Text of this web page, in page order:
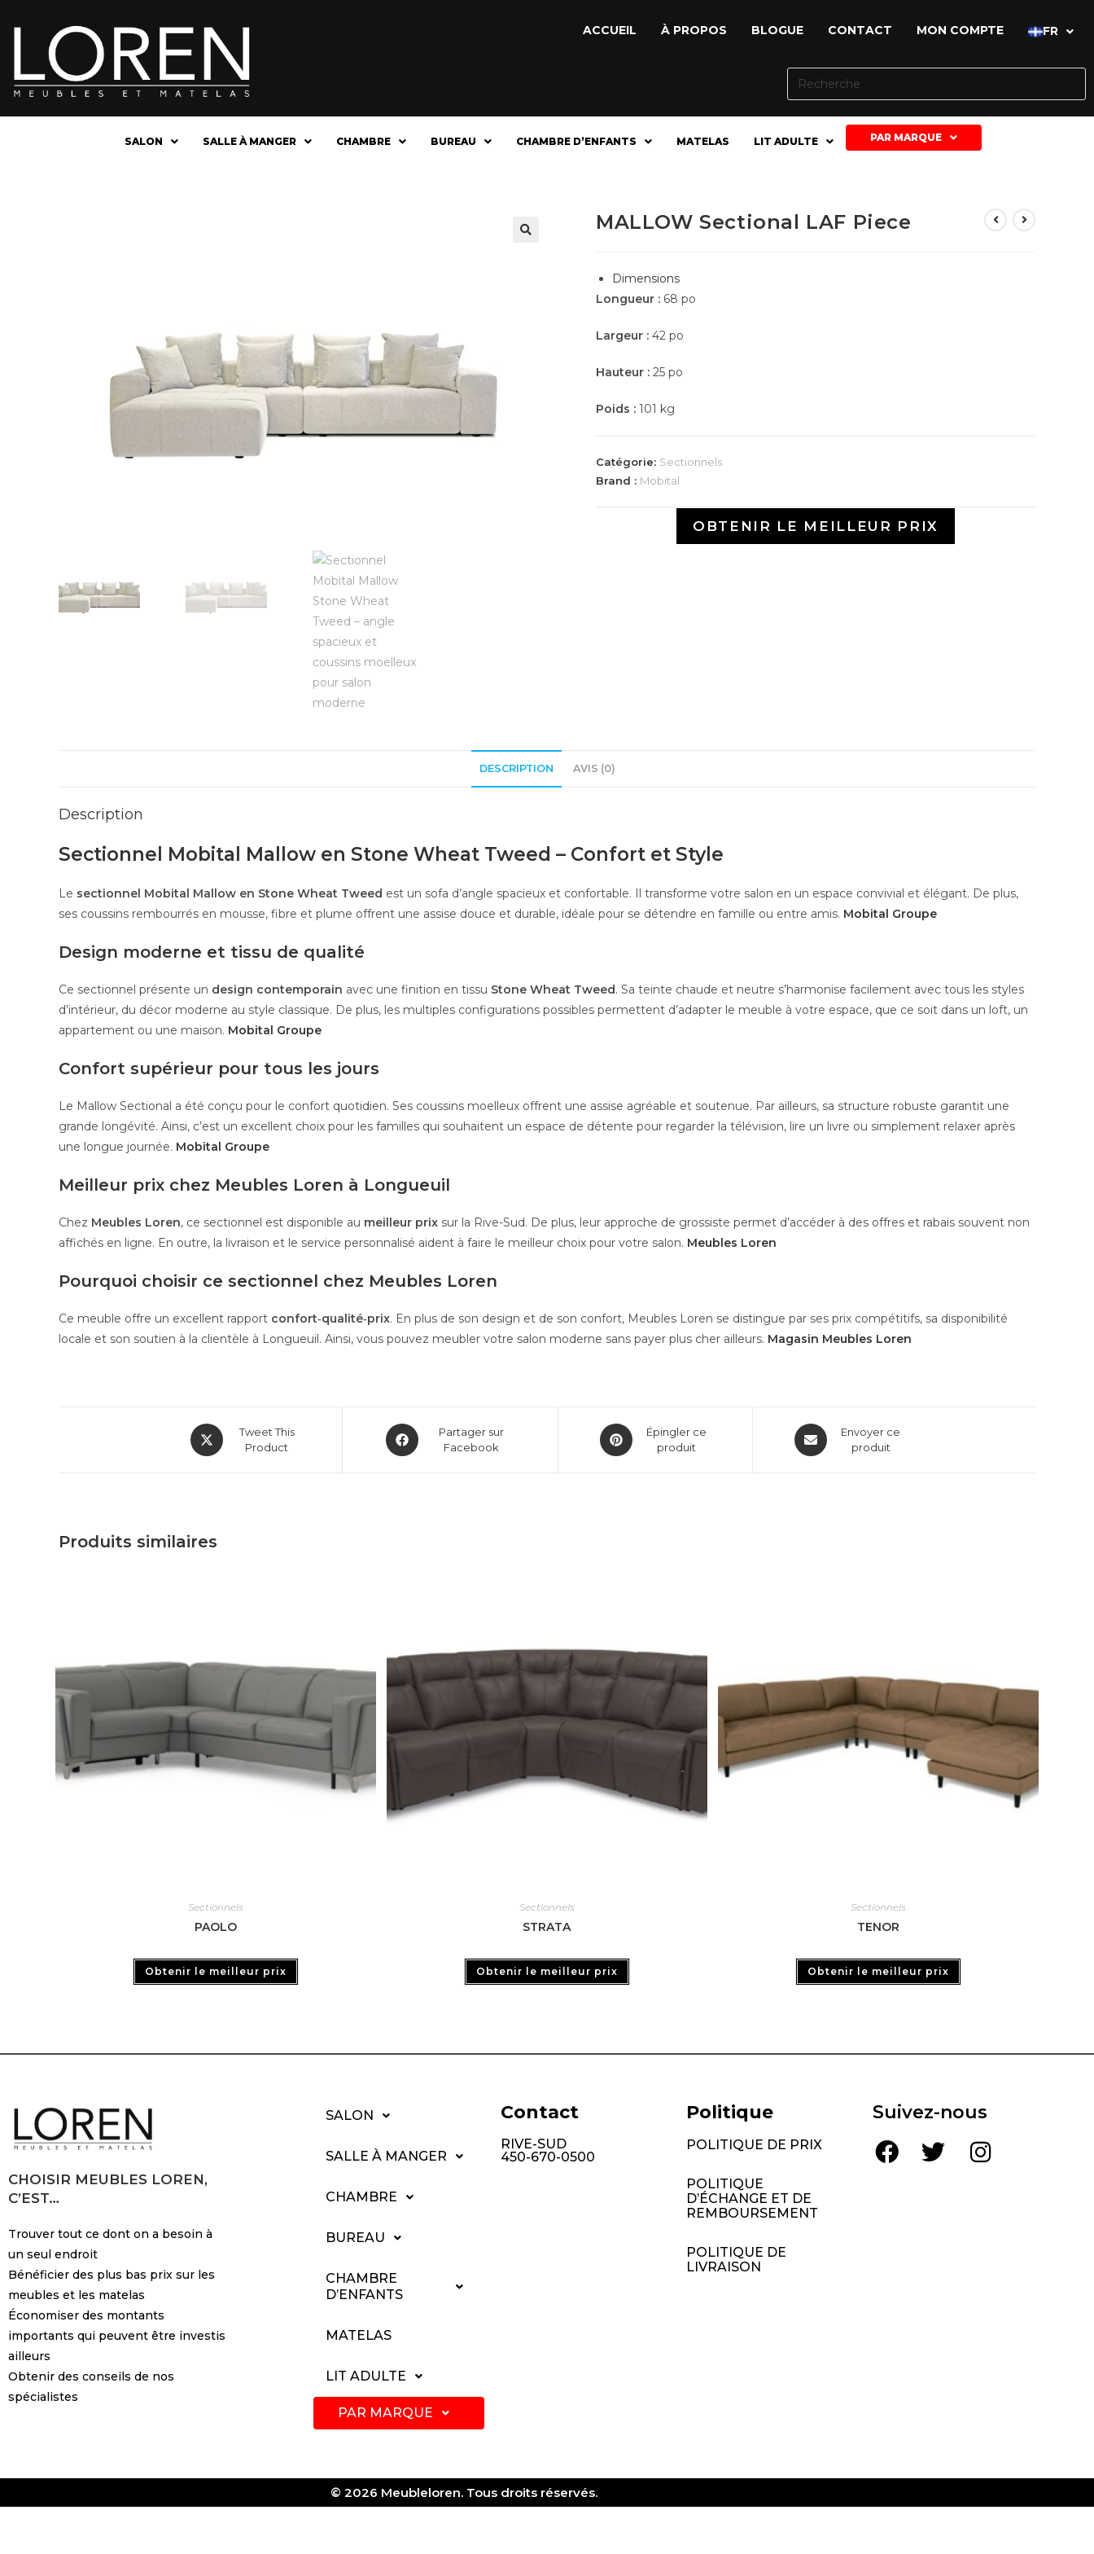
ACCUEIL À PROPOS BLOGUE CONTACT MON COMPTE FR
SALON SALLE À MANGER CHAMBRE BUREAU CHAMBRE D’ENFANTS MATELAS LIT ADULTE PAR MARQUE
MALLOW Sectional LAF Piece
Dimensions
Longueur : 68 po
Largeur : 42 po
Hauteur : 25 po
Poids : 101 kg
Catégorie: Sectionnels
Brand : Mobital
OBTENIR LE MEILLEUR PRIX
DESCRIPTION AVIS (0)
Description
Sectionnel Mobital Mallow en Stone Wheat Tweed – Confort et Style
Le sectionnel Mobital Mallow en Stone Wheat Tweed est un sofa d’angle spacieux et confortable. Il transforme votre salon en un espace convivial et élégant. De plus,
ses coussins rembourrés en mousse, fibre et plume offrent une assise douce et durable, idéale pour se détendre en famille ou entre amis. Mobital Groupe
Design moderne et tissu de qualité
Ce sectionnel présente un design contemporain avec une finition en tissu Stone Wheat Tweed. Sa teinte chaude et neutre s’harmonise facilement avec tous les styles
d’intérieur, du décor moderne au style classique. De plus, les multiples configurations possibles permettent d’adapter le meuble à votre espace, que ce soit dans un loft, un
appartement ou une maison. Mobital Groupe
Confort supérieur pour tous les jours
Le Mallow Sectional a été conçu pour le confort quotidien. Ses coussins moelleux offrent une assise agréable et soutenue. Par ailleurs, sa structure robuste garantit une
grande longévité. Ainsi, c’est un excellent choix pour les familles qui souhaitent un espace de détente pour regarder la télévision, lire un livre ou simplement relaxer après
une longue journée. Mobital Groupe
Meilleur prix chez Meubles Loren à Longueuil
Chez Meubles Loren, ce sectionnel est disponible au meilleur prix sur la Rive-Sud. De plus, leur approche de grossiste permet d’accéder à des offres et rabais souvent non
affichés en ligne. En outre, la livraison et le service personnalisé aident à faire le meilleur choix pour votre salon. Meubles Loren
Pourquoi choisir ce sectionnel chez Meubles Loren
Ce meuble offre un excellent rapport confort‑qualité‑prix. En plus de son design et de son confort, Meubles Loren se distingue par ses prix compétitifs, sa disponibilité
locale et son soutien à la clientèle à Longueuil. Ainsi, vous pouvez meubler votre salon moderne sans payer plus cher ailleurs. Magasin Meubles Loren
Tweet This
Product
Partager sur
Facebook
Épingler ce
produit
Envoyer ce
produit
Produits similaires
Sectionnels
PAOLO
Obtenir le meilleur prix
Sectionnels
STRATA
Obtenir le meilleur prix
Sectionnels
TENOR
Obtenir le meilleur prix
CHOISIR MEUBLES LOREN,
C’EST…
Trouver tout ce dont on a besoin à
un seul endroit
Bénéficier des plus bas prix sur les
meubles et les matelas
Économiser des montants
importants qui peuvent être investis
ailleurs
Obtenir des conseils de nos
spécialistes
SALON
SALLE À MANGER
CHAMBRE
BUREAU
CHAMBRE
D’ENFANTS
MATELAS
LIT ADULTE
PAR MARQUE
Contact
RIVE-SUD
450-670-0500
Politique
POLITIQUE DE PRIX
POLITIQUE
D’ÉCHANGE ET DE
REMBOURSEMENT
POLITIQUE DE
LIVRAISON
Suivez-nous
© 2026 Meubleloren. Tous droits réservés.